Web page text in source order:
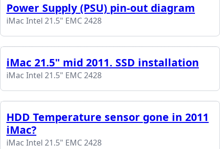
Power Supply (PSU) pin-out diagram
iMac Intel 21.5" EMC 2428
iMac 21.5" mid 2011. SSD installation
iMac Intel 21.5" EMC 2428
HDD Temperature sensor gone in 2011
iMac?
iMac Intel 21.5" EMC 2428